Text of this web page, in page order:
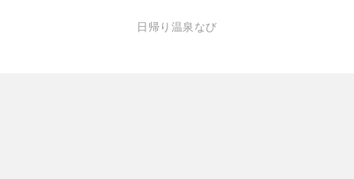
日帰り温泉なび